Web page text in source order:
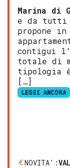
Marina di
e da tutti
propone
contigui
totale di
tipologia è
[…]
LEGGI ANCORA
NOVITA':